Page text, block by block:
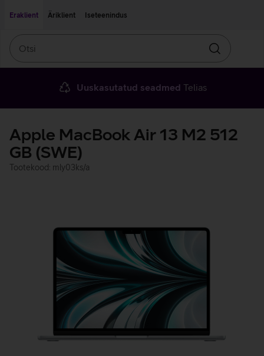
Eraklient
Äriklient Iseteenindus
Otsin
Uuskasutatud seadmed Telias
Apple MacBook Air 13 M2 512
GB (SWE)
Tootekood: mly03ks/a